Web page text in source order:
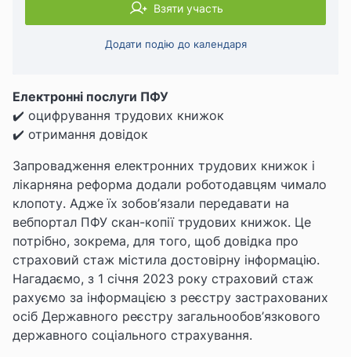
Електронні послуги ПФУ
✔️ оцифрування трудових книжок
✔️ отримання довідок
Запровадження електронних трудових книжок і
лікарняна реформа додали роботодавцям чимало
клопоту. Адже їх зобов’язали передавати на
вебпортал ПФУ скан-копії трудових книжок. Це
потрібно, зокрема, для того, щоб довідка про
страховий стаж містила достовірну інформацію.
Нагадаємо, з 1 січня 2023 року страховий стаж
рахуємо за інформацією з реєстру застрахованих
осіб Державного реєстру загальнообов’язкового
державного соціального страхування.
Взяти участь
Додати подію до календаря